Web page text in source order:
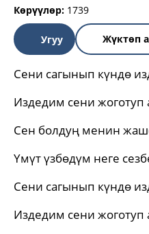
Көрүүлөр: 1739
Угуу Жүктөп
Сени сагынып күндө
Издедим сени жоготуп
Сен болдуң менин
Үмүт үзбөдүм неге
Сени сагынып күндө
Издедим сени жоготуп